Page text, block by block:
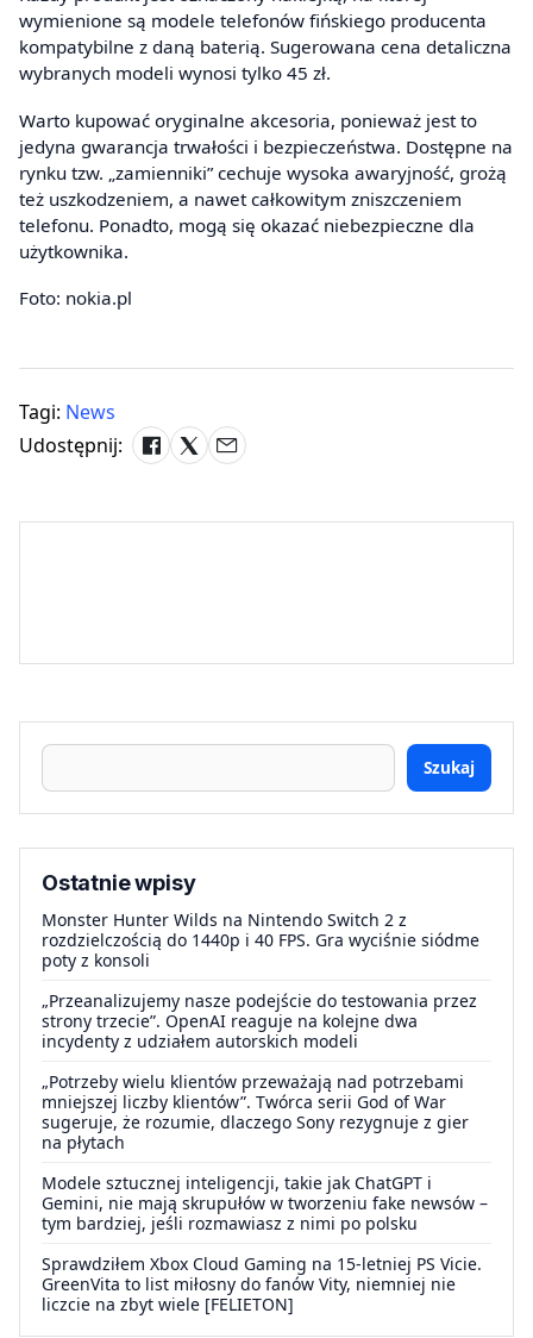
wymienione są modele telefonów fińskiego producenta
kompatybilne z daną baterią. Sugerowana cena detaliczna
wybranych modeli wynosi tylko 45 zł.
Warto kupować oryginalne akcesoria, ponieważ jest to
jedyna gwarancja trwałości i bezpieczeństwa. Dostępne na
rynku tzw. „zamienniki” cechuje wysoka awaryjność, grożą
też uszkodzeniem, a nawet całkowitym zniszczeniem
telefonu. Ponadto, mogą się okazać niebezpieczne dla
użytkownika.
Foto: nokia.pl
Tagi: News
Udostępnij:
Szukaj
Ostatnie wpisy
Monster Hunter Wilds na Nintendo Switch 2 z
rozdzielczością do 1440p i 40 FPS. Gra wyciśnie siódme
poty z konsoli
„Przeanalizujemy nasze podejście do testowania przez
strony trzecie”. OpenAI reaguje na kolejne dwa
incydenty z udziałem autorskich modeli
„Potrzeby wielu klientów przeważają nad potrzebami
mniejszej liczby klientów”. Twórca serii God of War
sugeruje, że rozumie, dlaczego Sony rezygnuje z gier
na płytach
Modele sztucznej inteligencji, takie jak ChatGPT i
Gemini, nie mają skrupułów w tworzeniu fake newsów –
tym bardziej, jeśli rozmawiasz z nimi po polsku
Sprawdziłem Xbox Cloud Gaming na 15-letniej PS Vicie.
GreenVita to list miłosny do fanów Vity, niemniej nie
liczcie na zbyt wiele [FELIETON]